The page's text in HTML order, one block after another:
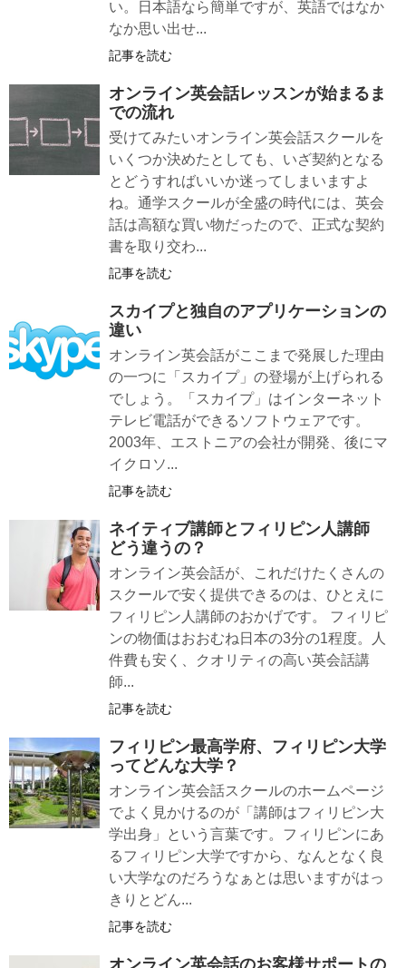
い。日本語なら簡単ですが、英語ではなか
なか思い出せ...
記事を読む
オンライン英会話レッスンが始まるま
での流れ
受けてみたいオンライン英会話スクールを
いくつか決めたとしても、いざ契約となる
とどうすればいいか迷ってしまいますよ
ね。通学スクールが全盛の時代には、英会
話は高額な買い物だったので、正式な契約
書を取り交わ...
記事を読む
スカイプと独自のアプリケーションの
違い
オンライン英会話がここまで発展した理由
の一つに「スカイプ」の登場が上げられる
でしょう。「スカイプ」はインターネット
テレビ電話ができるソフトウェアです。
2003年、エストニアの会社が開発、後にマ
イクロソ...
記事を読む
ネイティブ講師とフィリピン人講師
どう違うの？
オンライン英会話が、これだけたくさんの
スクールで安く提供できるのは、ひとえに
フィリピン人講師のおかげです。 フィリピ
ンの物価はおおむね日本の3分の1程度。人
件費も安く、クオリティの高い英会話講
師...
記事を読む
フィリピン最高学府、フィリピン大学
ってどんな大学？
オンライン英会話スクールのホームページ
でよく見かけるのが「講師はフィリピン大
学出身」という言葉です。フィリピンにあ
るフィリピン大学ですから、なんとなく良
い大学なのだろうなぁとは思いますがはっ
きりとどん...
記事を読む